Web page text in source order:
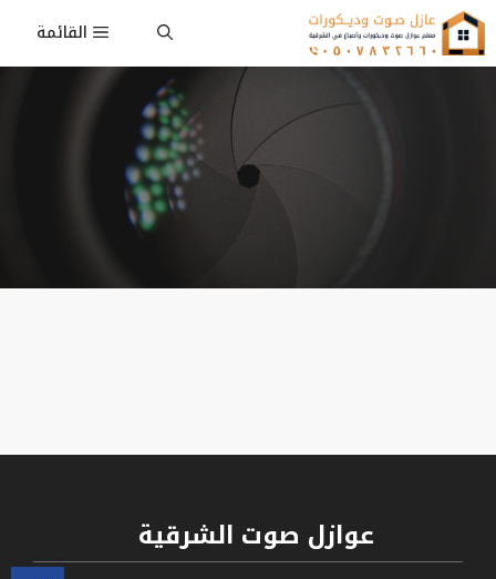
انتقل
إلى
المحتوى
القائمة
عوازل صوت الشرقية